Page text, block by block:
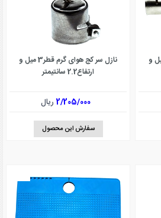
گرم قطر5 میل و
نازل سر کج هوای گرم قطر3 میل و
ارتفاع2.2 سانتیمتر
2/205/000ریال
سفارش این محصول